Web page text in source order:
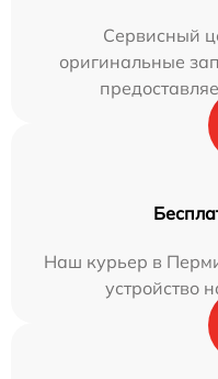
Сервисный
оригинальные
Наш курьер в
устройство